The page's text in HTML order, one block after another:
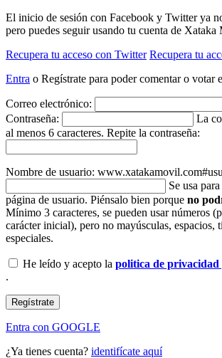
El inicio de sesión con Facebook y Twitter ya
pero puedes seguir usando tu cuenta de Xataka
Recupera tu acceso con Twitter Recupera tu
Entra o Regístrate para poder comentar o votar
Correo electrónico:
Contraseña:
La
al menos 6 caracteres. Repite la contraseña:
Nombre de usuario:
Se usa
página de usuario. Piénsalo bien porque no
Mínimo 3 caracteres, se pueden usar números
carácter inicial), pero no mayúsculas, espacios,
especiales.
He leído y acepto la politica de
.
Regístrate
Entra con GOOGLE
¿Ya tienes cuenta? identifícate aquí